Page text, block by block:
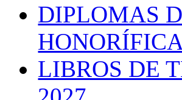
DIPLOMAS
LIBROS DE